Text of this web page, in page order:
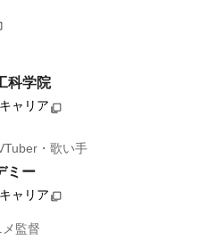
科学院
キャリア
・歌い手
ミー
キャリア
監督